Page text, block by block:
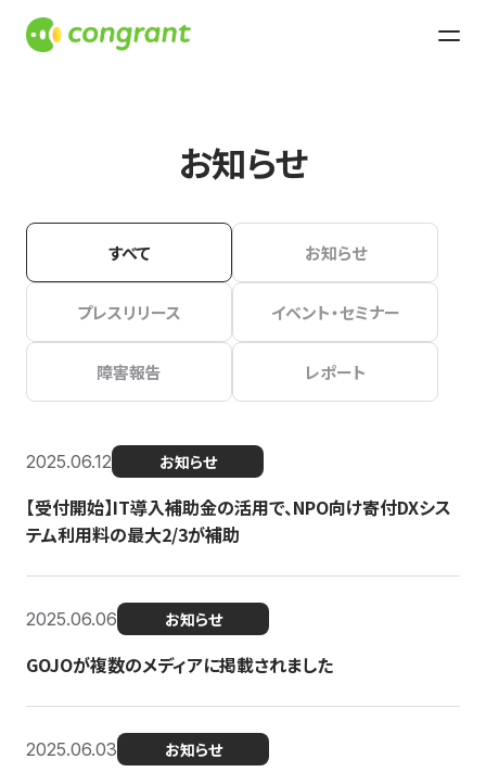
お知らせ
すべて お知らせ
プレスリリース イベント・セミナー
障害報告 レポート
2025.06.12 お知らせ
【受付開始】IT導入補助金の活用で、NPO向け寄付DXシス
テム利用料の最大2/3が補助
2025.06.06 お知らせ
GOJOが複数のメディアに掲載されました
2025.06.03 お知らせ